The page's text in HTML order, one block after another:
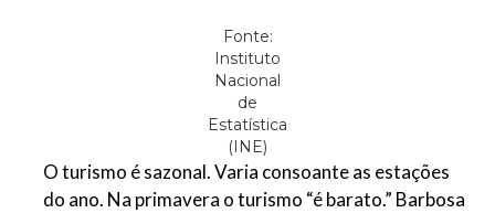
Fonte:
Instituto
Nacional
de
Estatística
(INE)
O turismo é sazonal. Varia consoante as estações
do ano. Na primavera o turismo “é barato.” Barbosa